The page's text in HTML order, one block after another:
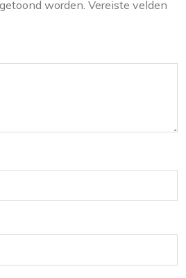
worden. Vereiste velden